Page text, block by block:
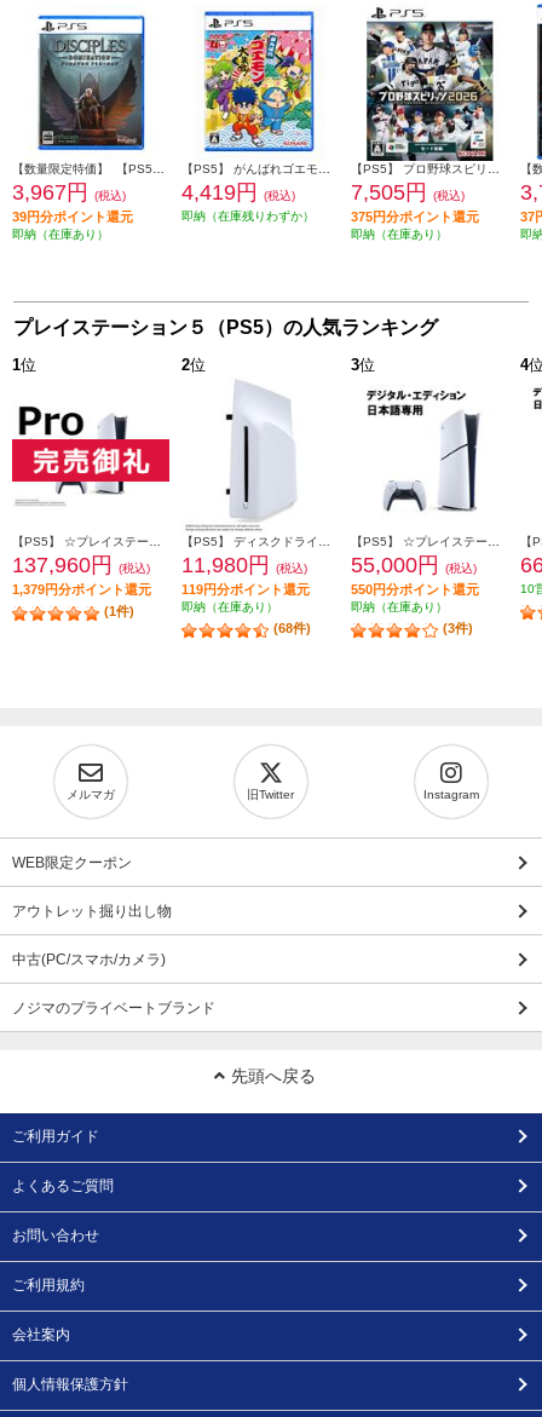
3,967円 (税込)
39円分ポイント還元
即納（在庫あり）
4,419円
(税込)
即納（在庫残りわずか）
7,505円 (税込)
375円分ポイント還元
即納（在庫あり）
37
即
プレイステーション５（PS5）の人気ランキング
1位
137,960円 (税込)
1,379円分ポイント還元
(1件)
2位
11,980円 (税込)
119円分ポイント還元
即納（在庫あり）
(68件)
3位
55,000円 (税込)
550円分ポイント還元
即納（在庫あり）
(3件)
4
10
メルマガ 旧Twitter Instagram
WEB限定クーポン
アウトレット掘り出し物
中古(PC/スマホ/カメラ)
ノジマのプライベートブランド
先頭へ戻る
ご利用ガイド
よくあるご質問
お問い合わせ
ご利用規約
会社案内
個人情報保護方針